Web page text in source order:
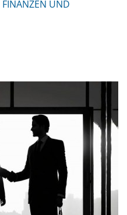
FINANZEN UND